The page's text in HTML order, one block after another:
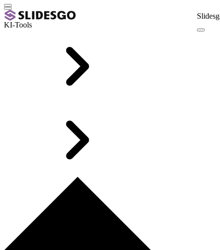
KI-Tools